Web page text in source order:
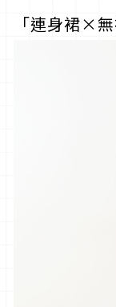
「連身裙×